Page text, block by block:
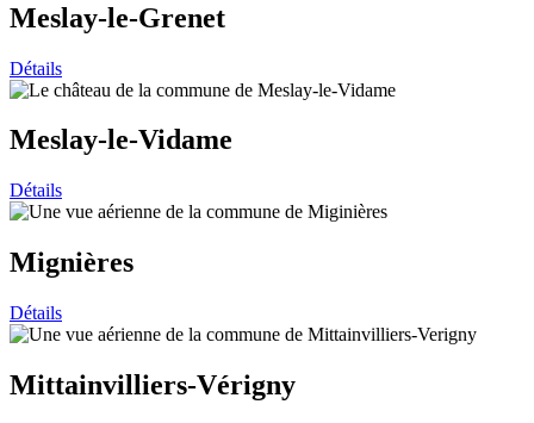
Meslay-le-Grenet
Détails
Meslay-le-Vidame
Détails
Mignières
Détails
Mittainvilliers-Vérigny